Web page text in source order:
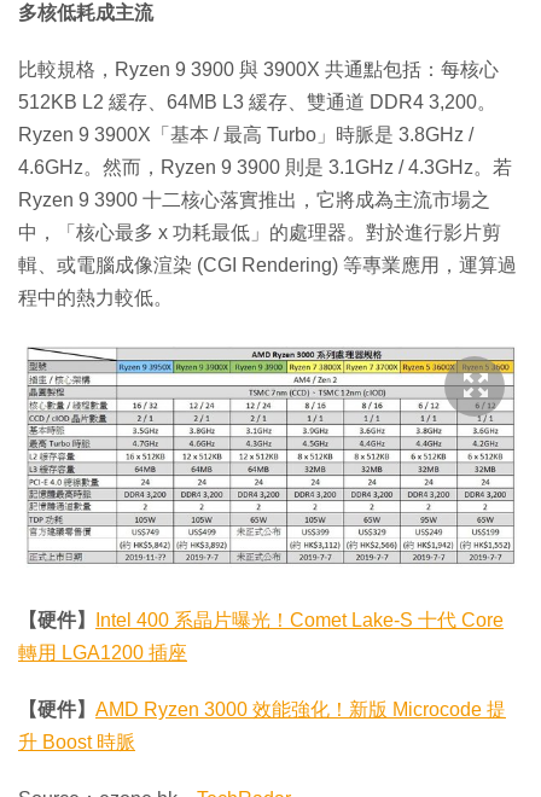
多核低耗成主流
比較規格，Ryzen 9 3900 與 3900X 共通點包括：每核心
512KB L2 緩存、64MB L3 緩存、雙通道 DDR4 3,200。
Ryzen 9 3900X「基本 / 最高 Turbo」時脈是 3.8GHz /
4.6GHz。然而，Ryzen 9 3900 則是 3.1GHz / 4.3GHz。若
Ryzen 9 3900 十二核心落實推出，它將成為主流市場之
中，「核心最多 x 功耗最低」的處理器。對於進行影片剪
輯、或電腦成像渲染 (CGI Rendering) 等專業應用，運算過
程中的熱力較低。
【硬件】
Intel 400 系晶片曝光！Comet Lake-S 十代 Core
轉用 LGA1200 插座
【硬件】 AMD Ryzen 3000 效能強化！新版 Microcode 提
升 Boost 時脈